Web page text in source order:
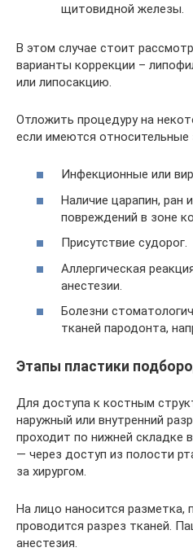
щитовидной железы.
В этом случае стоит
варианты коррекции –
или липосакцию.
Отложить процедуру на
если имеются относительные
Инфекционные или
Наличие царапин, ран
повреждений в зоне
Присутствие судорог.
Аллергическая
анестезии.
Болезни
тканей пародонта,
Этапы пластики
Для доступа к костным
наружный или внутренний
проходит по нижней складке
— через доступ из полости
за хирургом.
На лицо наносится
проводится разрез тканей.
анестезия.